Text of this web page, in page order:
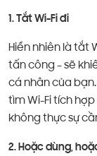
1. Tắt Wi-Fi đi
Hiển nhiên là tắt
tấn công – sẽ
cá nhân của
tìm Wi-Fi tích
không thực sự
2. Hoặc dùng,